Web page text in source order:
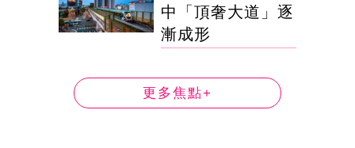
中「頂奢大道」逐
漸成形
更多焦點+